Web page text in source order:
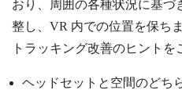
おり、周囲の各種状況に基づ
整し、VR 内での位置を保ち
トラッキング改善のヒントを
ヘッドセットと空間のどち